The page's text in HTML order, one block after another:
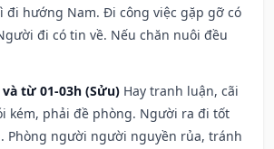
đi hướng Nam. Đi công việc gặp gỡ có
đi có tin về. Nếu chăn nuôi đều
từ 01-03h (Sửu) Hay tranh luận, cãi
kém, phải đề phòng. Người ra đi tốt
Phòng người người nguyền rủa, tránh